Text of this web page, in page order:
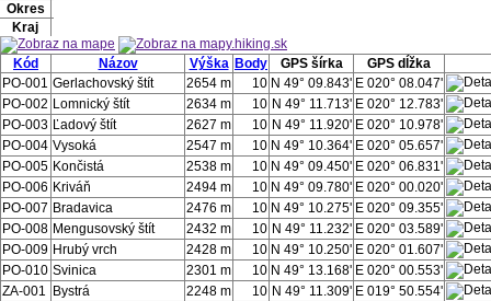
Okres
Kraj
Kód Názov Výška Body GPS šírka
GPS dĺžka
PO-001 Gerlachovský štít 2654 m 10 N 49° 09.843' E 020° 08.047'
PO-002 Lomnický štít 2634 m 10 N 49° 11.713' E 020° 12.783'
PO-003 Ľadový štít 2627 m 10 N 49° 11.920' E 020° 10.978'
PO-004 Vysoká 2547 m 10 N 49° 10.364' E 020° 05.657'
PO-005 Končistá 2538 m 10 N 49° 09.450' E 020° 06.831'
PO-006 Kriváň 2494 m 10 N 49° 09.780' E 020° 00.020'
PO-007 Bradavica 2476 m 10 N 49° 10.275' E 020° 09.355'
PO-008 Mengusovský štít 2432 m 10 N 49° 11.232' E 020° 03.589'
PO-009 Hrubý vrch 2428 m 10 N 49° 10.250' E 020° 01.607'
PO-010 Svinica 2301 m 10 N 49° 13.168' E 020° 00.553'
ZA-001
Bystrá 2248 m 10 N 49° 11.309' E 019° 50.554'